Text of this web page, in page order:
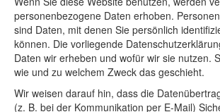
personenbezogene Daten erhoben.
sind Daten, mit denen Sie persönlich
können. Die vorliegende
Daten wir erheben und wofür wir sie nutzen.
wie und zu welchem Zweck das geschieht.
Wir weisen darauf hin, dass die
(z. B. bei der Kommunikation per E-Mail)